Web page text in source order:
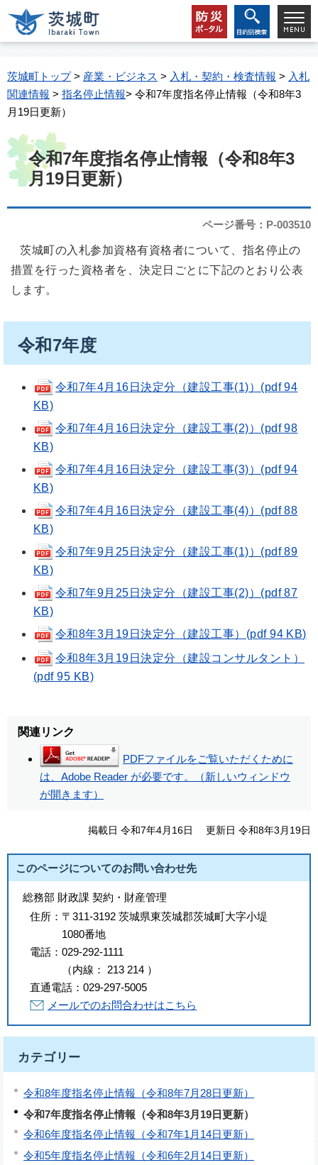
茨城町トップ> 産業・ビジネス > 入札・契約・検査情報 > 入札
関連情報 > 指名停止情報> 令和7年度指名停止情報（令和8年3
月19日更新）
令和7年度指名停止情報（令和8年3
月19日更新）
ページ番号：P-003510
茨城町の入札参加資格有資格者について、指名停止の
措置を行った資格者を、決定日ごとに下記のとおり公表
します。
令和7年度
令和7年4月16日決定分（建設工事(1)）(pdf 94
KB)
令和7年4月16日決定分（建設工事(2)）(pdf 98
KB)
令和7年4月16日決定分（建設工事(3)）(pdf 94
KB)
令和7年4月16日決定分（建設工事(4)）(pdf 88
KB)
令和7年9月25日決定分（建設工事(1)）(pdf 89
KB)
令和7年9月25日決定分（建設工事(2)）(pdf 87
KB)
令和8年3月19日決定分（建設工事）(pdf 94 KB)
令和8年3月19日決定分（建設コンサルタント）
(pdf 95 KB)
関連リンク
PDFファイルをご覧いただくために
は、Adobe Reader が必要です。（新しいウィンドウ
が開きます）
掲載日 令和7年4月16日 更新日 令和8年3月19日
このページについてのお問い合わせ先
総務部 財政課 契約・財産管理
住所： 〒311-3192 茨城県東茨城郡茨城町大字小堤
1080番地
電話： 029-292-1111
（内線 ： 213 214 ）
直通電話： 029-297-5005
メールでのお問合わせはこちら
カテゴリー
令和8年度指名停止情報（令和8年7月28日更新）
令和7年度指名停止情報（令和8年3月19日更新）
令和6年度指名停止情報（令和7年1月14日更新）
令和5年度指名停止情報（令和6年2月14日更新）